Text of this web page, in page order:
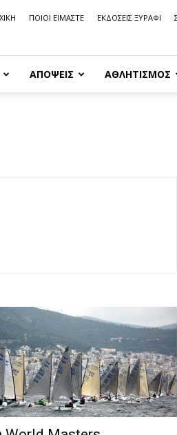
ΠΟΙΟΙ ΕΙΜΑΣΤΕ ΕΚΔΟΣΕΙΣ ΞΥΡΑΦΙ
ΑΠΟΨΕΙΣ ΑΘΛΗΤΙΣΜΟΣ